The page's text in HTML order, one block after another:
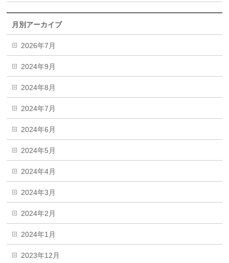
月別アーカイブ
2026年7月
2024年9月
2024年8月
2024年7月
2024年6月
2024年5月
2024年4月
2024年3月
2024年2月
2024年1月
2023年12月